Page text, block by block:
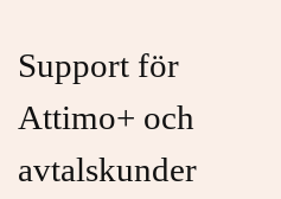
Support för
Attimo+ och
avtalskunder